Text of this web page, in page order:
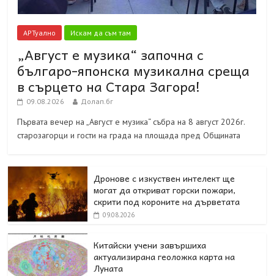
АРТуално Искам да съм там
„Август е музика“ започна с
българо-японска музикална среща
в сърцето на Стара Загора!
09.08.2026 Долап.бг
Първата вечер на „Август е музика“ събра на 8 август 2026г.
старозагорци и гости на града на площада пред Общината
Дронове с изкуствен интелект ще
могат да откриват горски пожари,
скрити под короните на дърветата
09.08.2026
Китайски учени завършиха
актуализирана геоложка карта на
Луната